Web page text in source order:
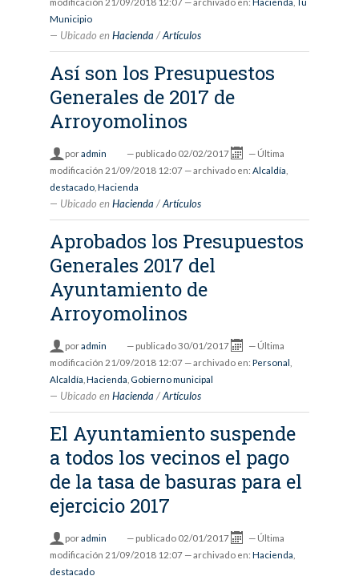
Municipio
Ubicado en Hacienda /Artículos
Así son los Presupuestos
Generales de 2017 de
Arroyomolinos
poradmin — publicado 02/02/2017 — Última
modificación 21/09/2018 12:07 — archivado en: Alcaldía
destacado, Hacienda
Ubicado en Hacienda /Artículos
Aprobados los Presupuestos
Generales 2017 del
Ayuntamiento de
Arroyomolinos
poradmin — publicado30/01/2017 — Última
modificación 21/09/2018 12:07 — archivado en: Personal
Alcaldía Hacienda Gobierno municipal
Ubicado en Hacienda /Artículos
El Ayuntamiento suspende
a todos los vecinos el pago
de la tasa de basuras para el
ejercicio 2017
poradmin — publicado 02/01/2017 — Última
modificación 21/09/2018 12:07 — archivado en: Hacienda
destacado